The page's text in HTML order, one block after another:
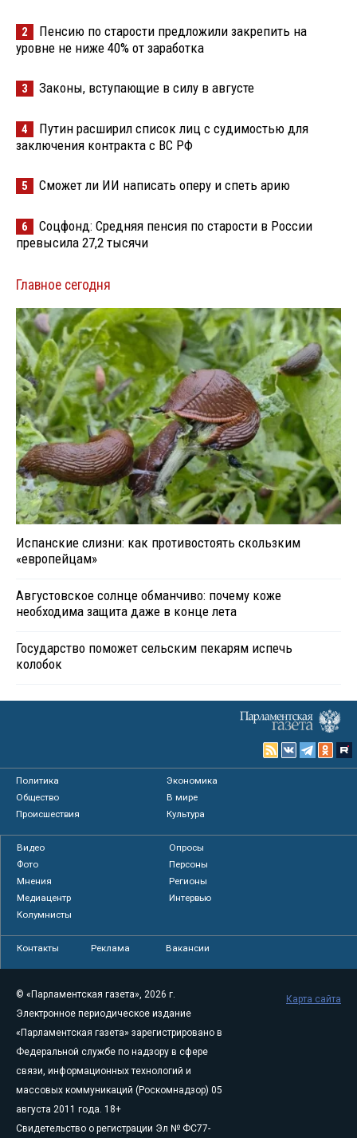
2
Пенсию по старости предложили закрепить на
уровне не ниже 40% от заработка
3 Законы, вступающие в силу в августе
4
Путин расширил список лиц с судимостью для
заключения контракта с ВС РФ
5 Сможет ли ИИ написать оперу и спеть арию
6
Соцфонд: Средняя пенсия по старости в России
превысила 27,2 тысячи
Главное сегодня
Испанские слизни: как противостоять скользким
«европейцам»
Августовское солнце обманчиво: почему коже
необходима защита даже в конце лета
Государство поможет сельским пекарям испечь
колобок
Политика
Экономика
Общество
В мире
Происшествия
Культура
Видео
Опросы
Фото
Персоны
Мнения
Регионы
Медиацентр
Интервью
Колумнисты
Контакты Реклама Вакансии
© «Парламентская газета», 2026 г.
Электронное периодическое издание
«Парламентская газета» зарегистрировано в
Федеральной службе по надзору в сфере
связи, информационных технологий и
массовых коммуникаций (Роскомнадзор) 05
августа 2011 года. 18+
Свидетельство о регистрации Эл № ФС77-
Карта сайта